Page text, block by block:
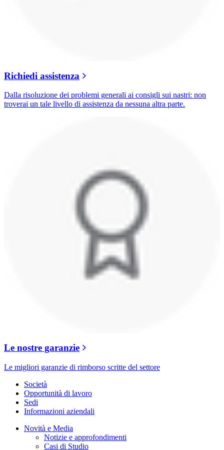
Richiedi assistenza
Dalla risoluzione dei problemi generali ai consigli sui nastri: non
troverai un tale livello di assistenza da nessuna altra parte.
Le nostre garanzie
Le migliori garanzie di rimborso scritte del settore
Società
Opportunità di lavoro
Sedi
Informazioni aziendali
Novità e Media
Notizie e approfondimenti
Casi di Studio